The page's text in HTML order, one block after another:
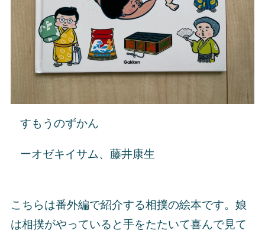
すもうのずかん
ーオゼキイサム、藤井康生
こちらは番外編で紹介する相撲の絵本です。娘
は相撲がやっていると手をたたいて喜んで見て